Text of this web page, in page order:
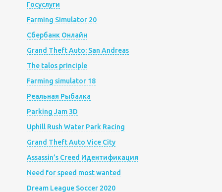
Госуслуги
Farming Simulator 20
Сбербанк Онлайн
Grand Theft Auto: San Andreas
The talos principle
Farming simulator 18
Реальная Рыбалка
Parking Jam 3D
Uphill Rush Water Park Racing
Grand Theft Auto Vice City
Assassin’s Creed Идентификация
Need for speed most wanted
Dream League Soccer 2020